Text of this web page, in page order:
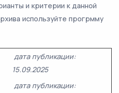
и критерии к данной
используйте прогрмму
дата публикации:
15.09.2025
дата публикации: